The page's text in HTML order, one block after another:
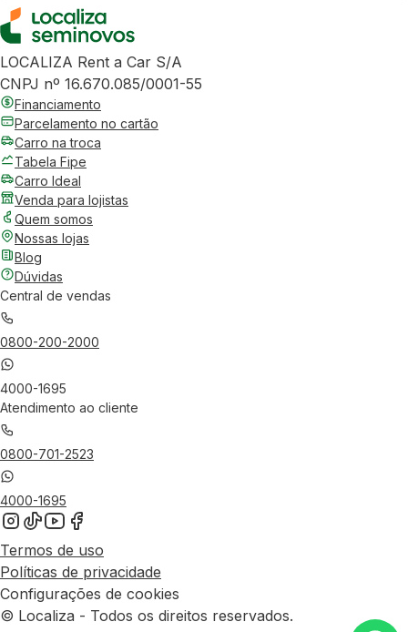
LOCALIZA Rent a Car S/A
CNPJ nº 16.670.085/0001-55
Financiamento
Parcelamento no cartão
Carro na troca
Tabela Fipe
Carro Ideal
Venda para lojistas
Quem somos
Nossas lojas
Blog
Dúvidas
Central de vendas
0800-200-2000
4000-1695
Atendimento ao cliente
0800-701-2523
4000-1695
Termos de uso
Políticas de privacidade
Configurações de cookies
© Localiza - Todos os direitos reservados.